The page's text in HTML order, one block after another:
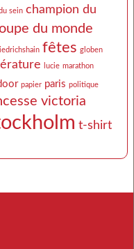
sein champion du
du monde
fêtes globen
lucie marathon
papier paris politique
victoria
t-shirt